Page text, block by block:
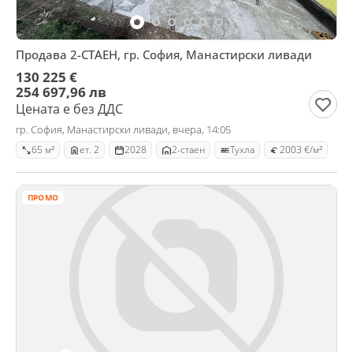
Продава 2-СТАЕН, гр. София, Манастирски ливади
130 225 €
254 697,96 лв
Цената е без ДДС
гр. София, Манастирски ливади, вчера, 14:05
65 м² ет. 2 2028 2-стаен Тухла 2003 €/м²
ПРОМО